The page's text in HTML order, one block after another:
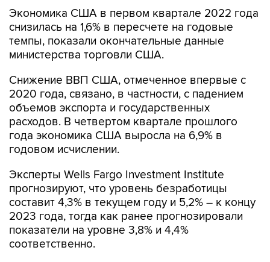
Экономика США в первом квартале 2022 года
снизилась на 1,6% в пересчете на годовые
темпы, показали окончательные данные
министерства торговли США.
Снижение ВВП США, отмеченное впервые с
2020 года, связано, в частности, с падением
объемов экспорта и государственных
расходов. В четвертом квартале прошлого
года экономика США выросла на 6,9% в
годовом исчислении.
Эксперты Wells Fargo Investment Institute
прогнозируют, что уровень безработицы
составит 4,3% в текущем году и 5,2% – к концу
2023 года, тогда как ранее прогнозировали
показатели на уровне 3,8% и 4,4%
соответственно.